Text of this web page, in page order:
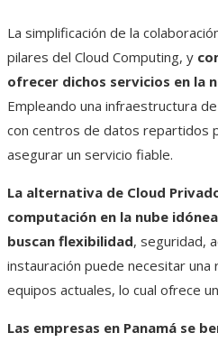
La simplificación de la
pilares del Cloud Computing, y
ofrecer dichos servicios en la
Empleando una infraestructura
con centros de datos repartidos
asegurar un servicio fiable.
La alternativa de Cloud
computación en la nube
buscan flexibilidad, seguridad,
instauración puede necesitar
equipos actuales, lo cual ofrece
Las empresas en Panamá se